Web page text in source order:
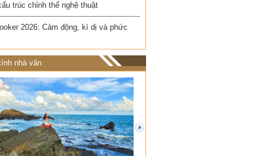
trúc chỉnh thể nghệ thuật
2026: Cảm động, kì dị và phức
nhà văn
next